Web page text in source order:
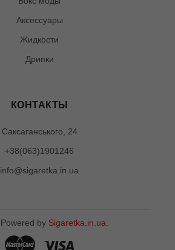
Аксессуары
Жидкости
Дрипки
КОНТАКТЫ
Саксаганського, 24
+38(063)1901246
info@sigaretka.in.ua
Powered by Sigaretka.in.ua